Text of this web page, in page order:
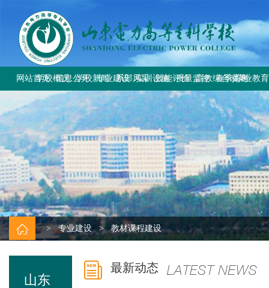
网站首页学校概况
学校简介
学校章程
历史沿革
规章制度
校园风貌
信息公开学校新闻
学校要闻
校园公告
专业建设
专业设置
方案标准建设
教材课程建设
师资队伍建设
实训资源建设
学生技能大赛
系部风采
电气工程系
电气自动化系
动力工程系
计量工程系
信息工程系
基础教学部
实训设施
总体简介
重点实训室
技能评价
工作信息
政策规定
评价计划
证书查询
质量监控
工作动态
规章制度
高教综合改革
教育部与省教
改革工作推
春季高考
上级文件
通知公告
成绩查询
职业教
> 专业建设 > 教材课程建设
山东
最新动态